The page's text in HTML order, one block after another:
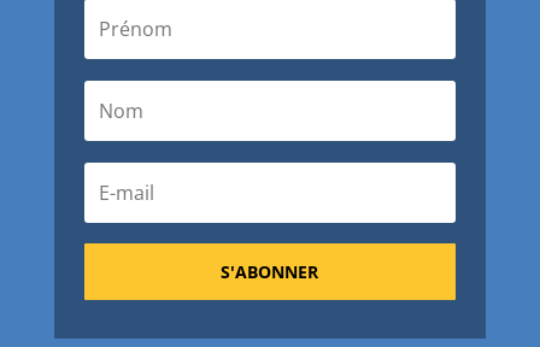
S'ABONNER